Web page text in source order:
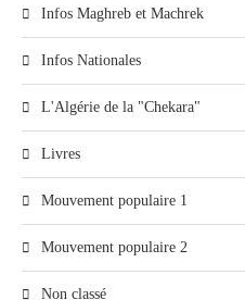
Infos Maghreb et Machrek
Infos Nationales
L'Algérie de la "Chekara"
Livres
Mouvement populaire 1
Mouvement populaire 2
Non classé